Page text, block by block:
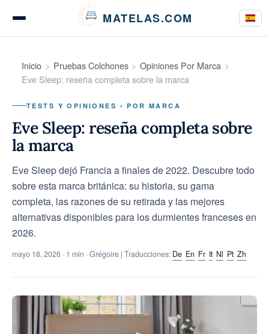
MATELAS.COM
Pruebas de colchones
Guías de compra
Herramientas y simuladores
Inicio Pruebas Colchones
Opiniones Por Marca
Eve Sleep: reseña completa sobre la marca
TESTS Y OPINIONES • POR MARCA
Eve Sleep: reseña completa sobre
la marca
Eve Sleep dejó Francia a finales de 2022. Descubre todo
sobre esta marca británica: su historia, su gama
completa, las razones de su retirada y las mejores
alternativas disponibles para los durmientes franceses en
2026.
mayo 18, 2026 · 1 min · Grégoire | Traducciones: De En Fr It Nl Pt Zh
Panel de gestión de cookies